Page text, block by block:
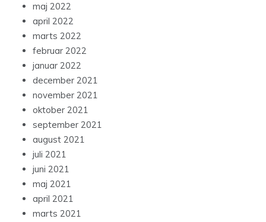
maj 2022
april 2022
marts 2022
februar 2022
januar 2022
december 2021
november 2021
oktober 2021
september 2021
august 2021
juli 2021
juni 2021
maj 2021
april 2021
marts 2021